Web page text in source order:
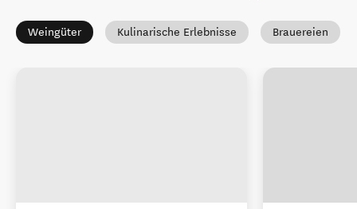
Weingüter Kulinarische Erlebnisse Brauereien